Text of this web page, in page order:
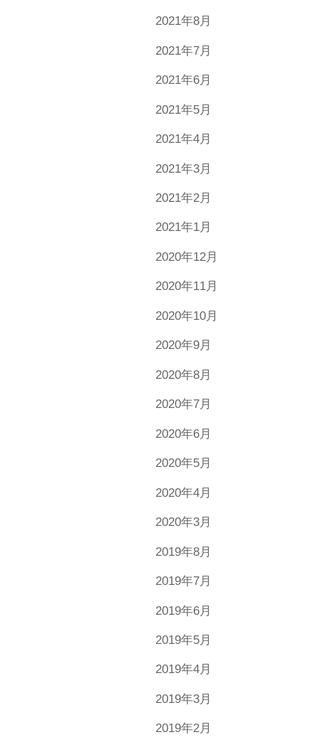
2021年8月
2021年7月
2021年6月
2021年5月
2021年4月
2021年3月
2021年2月
2021年1月
2020年12月
2020年11月
2020年10月
2020年9月
2020年8月
2020年7月
2020年6月
2020年5月
2020年4月
2020年3月
2019年8月
2019年7月
2019年6月
2019年5月
2019年4月
2019年3月
2019年2月